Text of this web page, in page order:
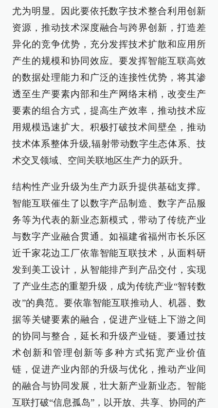
尤为明显。因此要依托数字技术整合利用创新
资源，推动技术深度融合与跨界创新，打造差
异化的竞争优势，充分发挥技术扩散和应用所
产生的规模和协同效应。要发挥智能互联高效
的数据处理能力和广泛的连接性优势，将其渗
透至生产要素内部和生产网络末梢，改变生产
要素的组合方式，提高生产效率，推动技术应
用规模迅速扩大。积极打破技术间壁垒，推动
技术体系整体升级,辐射带动数字生态体系、技
术交叉领域、空间关联地区生产力的跃升。
结构性产业升级为生产力跃升提供基础支撑。
智能互联催生了以数字产品制造、数字产品服
务等为代表的新业态新模式，带动了传统产业
与数字产业融合贯通。如福建省福州市长乐区
近千家花边工厂依靠智能互联技术，从面料研
发到美工设计，从智能排产到产品交付，实现
了产业生态的重塑升级，成为传统产业“智转数
改”的典范。要依靠智能互联推动人、机器、数
据等关键要素的融合，促进产业链上下游之间
的协同与整合，延长和升级产业链。要通过技
术创新和管理创新等多种方式拓宽产业价值
链，促进产业内部的升级与优化，推动产业间
的融合与协同发展，壮大新产业新业态。智能
互联打破“信息孤岛”，以开放、共享、协同的产